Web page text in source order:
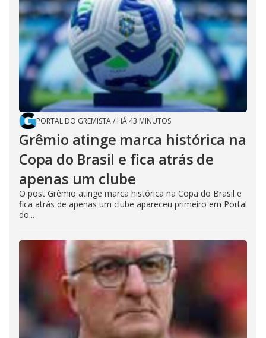
PORTAL DO GREMISTA/ HÁ 43 MINUTOS
Grêmio atinge marca histórica na
Copa do Brasil e fica atrás de
apenas um clube
O post Grêmio atinge marca histórica na Copa do Brasil e
fica atrás de apenas um clube apareceu primeiro em Portal
do...